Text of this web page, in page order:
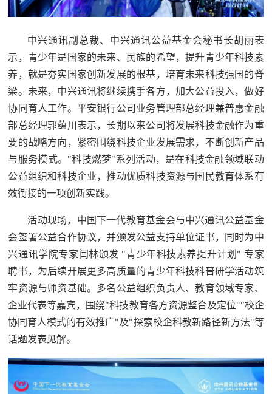
中兴通讯副总裁、中兴通讯公益基金会秘书长胡丽表
示，青少年是国家的未来、民族的希望，提升青少年科技素
养，就是夯实国家创新发展的根基，培育未来科技强国的脊
梁。未来，中兴通讯将继续携手各方，加大公益投入，做好
协同育人工作。平安银行公司业务管理部总经理兼普惠金融
部总经理郭蕴川表示，长期以来公司将发展科技金融作为重
要的战略方向，紧密围绕科技企业发展需求，不断创新产品
与服务模式。"科技燃梦"系列活动，是在科技金融领域联动
公益组织和科技企业，推动优质科技资源与国民教育体系有
效衔接的一项创新实践。
活动现场，中国下一代教育基金会与中兴通讯公益基金
会签署公益合作协议，并颁发公益支持单位证书，同时为中
兴通讯学院专家闫林颁发 "青少年科技素养提升计划" 专家
聘书，为后续开展更多高质量的青少年科技科普研学活动筑
牢资源与师资基础。多名公益组织负责人、教育领域专家、
企业代表等嘉宾，围绕"科技教育各方资源整合及定位""校企
协同育人模式的有效推广"及"探索校企科教新路径新方法"等
话题发表见解。